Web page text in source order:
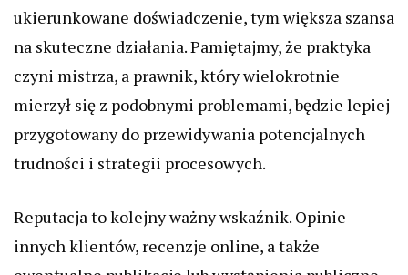
ukierunkowane doświadczenie, tym większa szansa
na skuteczne działania. Pamiętajmy, że praktyka
czyni mistrza, a prawnik, który wielokrotnie
mierzył się z podobnymi problemami, będzie lepiej
przygotowany do przewidywania potencjalnych
trudności i strategii procesowych.
Reputacja to kolejny ważny wskaźnik. Opinie
innych klientów, recenzje online, a także